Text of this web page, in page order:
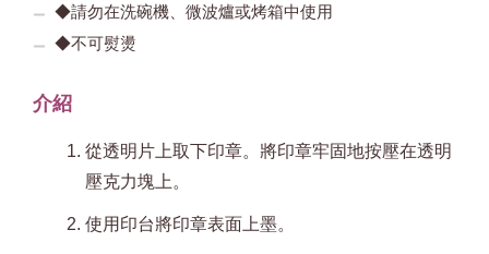
◆請勿在洗碗機、微波爐或烤箱中使用
◆不可熨燙
介紹
從透明片上取下印章。將印章牢固地按壓在透明
壓克力塊上。
使用印台將印章表面上墨。